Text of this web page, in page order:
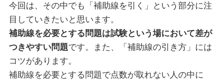
今回は、その中でも「補助線を引く」という部分に注
目していきたいと思います。
補助線を必要とする問題は試験という場において差が
つきやすい問題です。また、「補助線の引き方」には
コツがあります。
補助線を必要とする問題で点数が取れない人の中に